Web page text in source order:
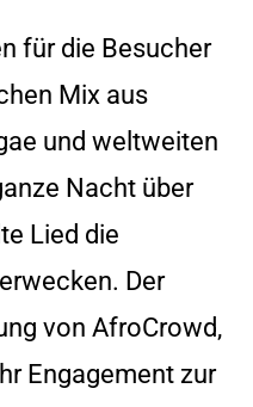
für die Besucher
Mix aus
und weltweiten
Nacht über
Lied die
Der
von AfroCrowd,
Engagement zur